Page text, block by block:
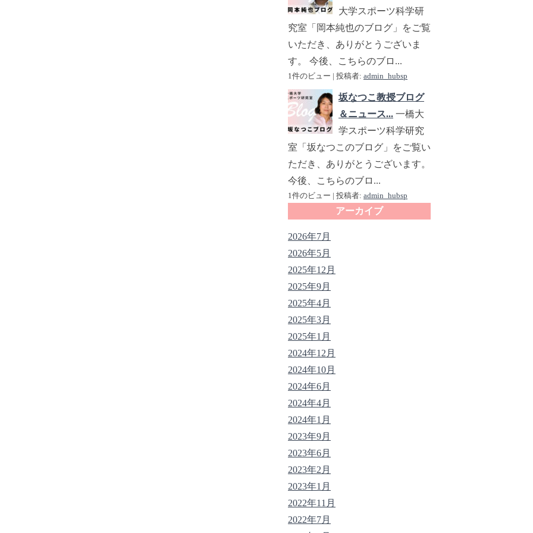
大学スポーツ科学研
究室「岡本純也のブログ」をご覧
いただき、ありがとうございま
す。 今後、こちらのブロ...
1件のビュー 投稿者: admin_hubsp
坂なつこ教授ブログ
＆ニュース... 一橋大
学スポーツ科学研究
室「坂なつこのブログ」をご覧い
ただき、ありがとうございます。
今後、こちらのブロ...
1件のビュー 投稿者: admin_hubsp
アーカイブ
2026年7月
2026年5月
2025年12月
2025年9月
2025年4月
2025年3月
2025年1月
2024年12月
2024年10月
2024年6月
2024年4月
2024年1月
2023年9月
2023年6月
2023年2月
2023年1月
2022年11月
2022年7月